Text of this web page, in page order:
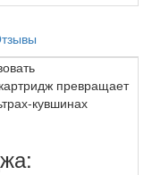
превращает
кувшинах